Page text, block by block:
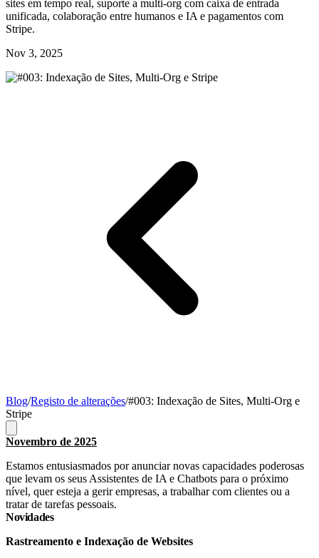
sites em tempo real, suporte a multi-org com caixa de entrada
unificada, colaboração entre humanos e IA e pagamentos com
Stripe.
Nov 3, 2025
Blog/Registo de alterações/#003: Indexação de Sites, Multi-Org e
Stripe
Novembro de 2025
Estamos entusiasmados por anunciar novas capacidades poderosas
que levam os seus Assistentes de IA e Chatbots para o próximo
nível, quer esteja a gerir empresas, a trabalhar com clientes ou a
tratar de tarefas pessoais.
Novidades
Rastreamento e Indexação de Websites